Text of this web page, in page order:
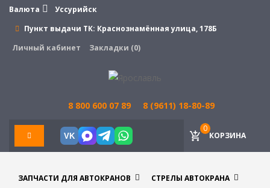
Валюта
Уссурийск
Пункт выдачи ТК: Краснознамённая улица, 178Б
Личный кабинет
Закладки (0)
8 800 600 07 89 8 (9611) 18-80-89
VK КОРЗИНА
0
ЗАПЧАСТИ ДЛЯ АВТОКРАНОВ
СТРЕЛЫ АВТОКРАНА